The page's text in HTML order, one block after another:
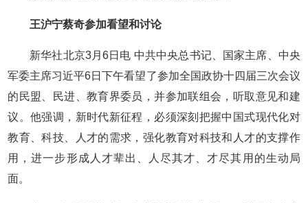
王沪宁蔡奇参加看望和讨论
新华社北京3月6日电 中共中央总书记、国家主席、中央
军委主席习近平6日下午看望了参加全国政协十四届三次会议
的民盟、民进、教育界委员，并参加联组会，听取意见和建
议。他强调，新时代新征程，必须深刻把握中国式现代化对
教育、科技、人才的需求，强化教育对科技和人才的支撑作
用，进一步形成人才辈出、人尽其才、才尽其用的生动局
面。